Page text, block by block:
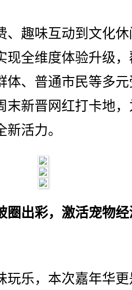
趣味互动到文化休
现全维度体验升级
体、普通市民等多
末新晋网红打卡地
活力。
圈出彩，激活宠物
乐，本次嘉年华更